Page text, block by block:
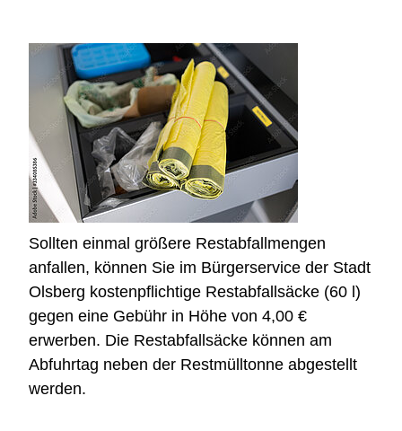
Sollten einmal größere Restabfallmengen
anfallen, können Sie im Bürgerservice der Stadt
Olsberg kostenpflichtige Restabfallsäcke (60 l)
gegen eine Gebühr in Höhe von 4,00 €
erwerben. Die Restabfallsäcke können am
Abfuhrtag neben der Restmülltonne abgestellt
werden.